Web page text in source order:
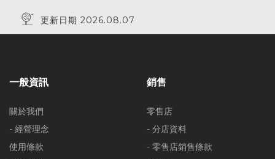
更新日期 2026.08.07
一般資訊
關於我們
- 經營理念
使用條款
銷售
零售店
- 分店資料
- 零售店銷售條款